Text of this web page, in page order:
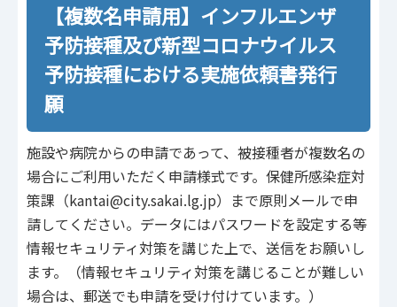
【複数名申請用】インフルエンザ
予防接種及び新型コロナウイルス
予防接種における実施依頼書発行
願
施設や病院からの申請であって、被接種者が複数名の
場合にご利用いただく申請様式です。保健所感染症対
策課（kantai@city.sakai.lg.jp）まで原則メールで申
請してください。データにはパスワードを設定する等
情報セキュリティ対策を講じた上で、送信をお願いし
ます。（情報セキュリティ対策を講じることが難しい
場合は、郵送でも申請を受け付けています。）